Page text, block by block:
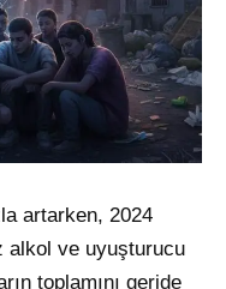
artarken, 2024
alkol ve uyuşturucu
toplamını geride